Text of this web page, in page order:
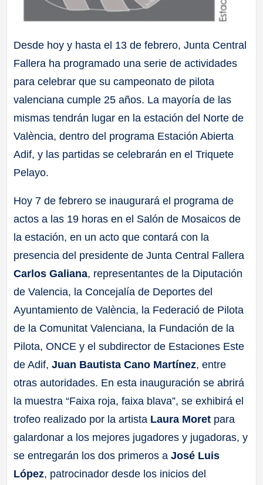
Desde hoy y hasta el 13 de febrero, Junta Central
Fallera ha programado una serie de actividades
para celebrar que su campeonato de pilota
valenciana cumple 25 años. La mayoría de las
mismas tendrán lugar en la estación del Norte de
València, dentro del programa Estación Abierta
Adif, y las partidas se celebrarán en el Triquete
Pelayo.
Hoy 7 de febrero se inaugurará el programa de
actos a las 19 horas en el Salón de Mosaicos de
la estación, en un acto que contará con la
presencia del presidente de Junta Central Fallera
Carlos Galiana, representantes de la Diputación
de Valencia, la Concejalía de Deportes del
Ayuntamiento de València, la Federació de Pilota
de la Comunitat Valenciana, la Fundación de la
Pilota, ONCE y el subdirector de Estaciones Este
de Adif,Juan Bautista Cano Martínez, entre
otras autoridades. En esta inauguración se abrirá
la muestra “Faixa roja, faixa blava”, se exhibirá el
trofeo realizado por la artista Laura Moret para
galardonar a los mejores jugadores y jugadoras, y
se entregarán los dos primeros aJosé Luis
López, patrocinador desde los inicios del